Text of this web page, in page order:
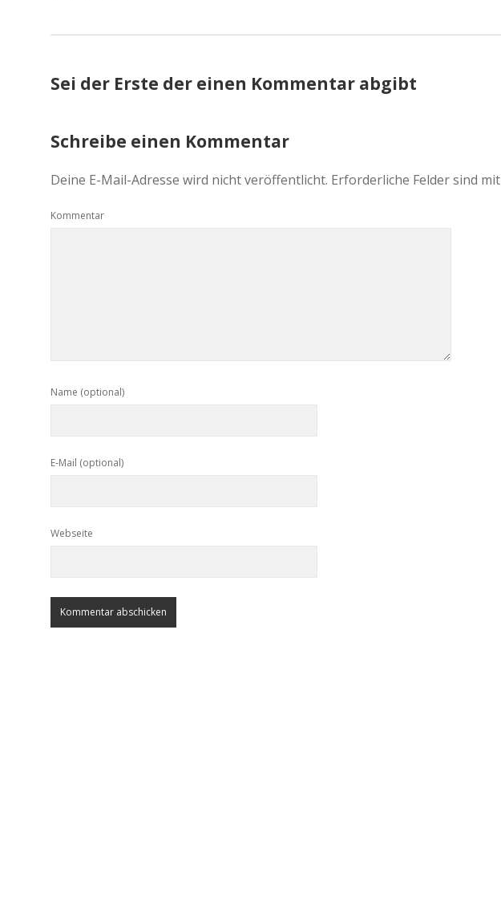
a
e
Sei der Erste der einen Kommentar abgibt
Schreibe einen Kommentar
Deine E-Mail-Adresse wird nicht veröffentlicht. Erforderliche Felder sind mit
Kommentar
Name (optional)
E-Mail (optional)
Webseite